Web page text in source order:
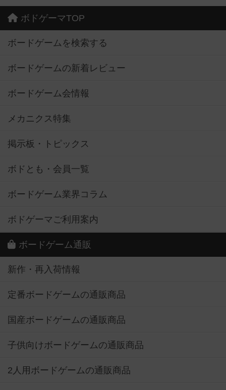
ボドゲーマTOP
ボードゲームを検索する
ボードゲームの新着レビュー
ボードゲーム会情報
メカニクス特集
掲示板・トピックス
ボドとも・会員一覧
ボードゲーム業界コラム
ボドゲーマご利用案内
ボードゲーム通販
新作・再入荷情報
定番ボードゲームの通販商品
国産ボードゲームの通販商品
子供向けボードゲームの通販商品
2人用ボードゲームの通販商品